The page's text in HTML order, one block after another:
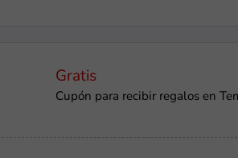
Gratis
Cupón para recibir regalos en